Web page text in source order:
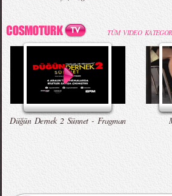
Erkekleri Seksi Gösteren Yedi Hareket
Düğün
Zara 2015 Yaz Lookbook
TÜM VIDEO
Düğün Dernek 2 Sünnet - Fragman